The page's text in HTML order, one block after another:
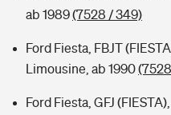
ab 1989(7528 / 349)
Ford Fiesta, FBJT
Limousine, ab 1990
Ford Fiesta, GFJ